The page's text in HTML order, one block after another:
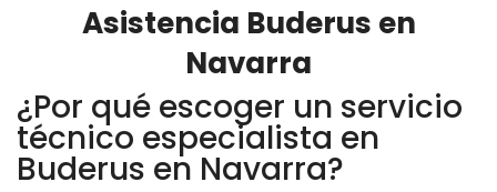
Asistencia Buderus en
Navarra
¿Por qué escoger un servicio
técnico especialista en
Buderus en Navarra?